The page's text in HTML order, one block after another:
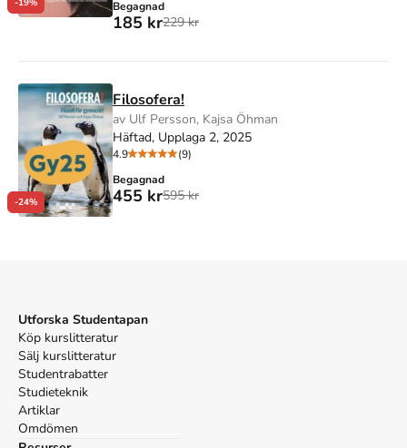
-19%
Begagnad
185 kr229 kr
-24%
Filosofera!
av Ulf Persson, Kajsa Öhman
Häftad, Upplaga 2, 2025
4.9
(9)
Begagnad
455 kr595 kr
Utforska Studentapan
Köp kurslitteratur
Sälj kurslitteratur
Studentrabatter
Studieteknik
Artiklar
Omdömen